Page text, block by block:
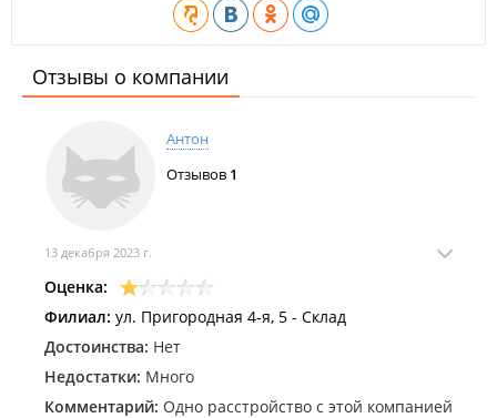
Отзывы о компании
Антон
Отзывов 1
13 декабря 2023 г.
Оценка:
Филиал: ул. Пригородная 4-я, 5 - Склад
Достоинства: Нет
Недостатки: Много
Комментарий: Одно расстройство с этой компанией